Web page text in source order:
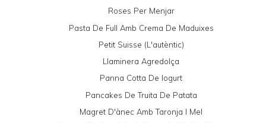
Roses Per Menjar
Pasta De Full Amb Crema De Maduixes
Petit Suisse (l'autèntic)
Llaminera Agredolça
Panna Cotta De Iogurt
Pancakes De Truita De Patata
Magret D'ànec Amb Taronja I Mel